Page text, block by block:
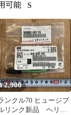
可能 S
¥2,900
ンクル70 ヒュージブ
リンク新品 ヘリテ